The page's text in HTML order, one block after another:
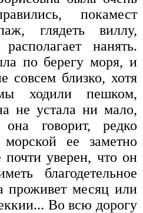
покамест
глядеть виллу,
нанять.
по берегу моря, и
совсем близко, хотя
ходили пешком,
не устала ни мало,
говорит, редко
ее заметно
уверен, что он
благодетельное
проживет месяц или
Во всю дорогу